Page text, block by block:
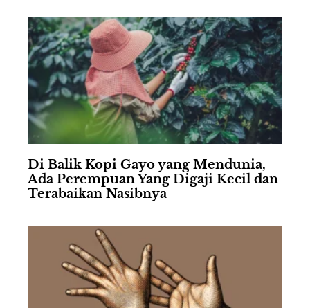
Di Balik Kopi Gayo yang Mendunia,
Ada Perempuan Yang Digaji Kecil dan
Terabaikan Nasibnya